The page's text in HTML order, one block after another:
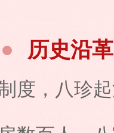
历史沿革
度，八珍